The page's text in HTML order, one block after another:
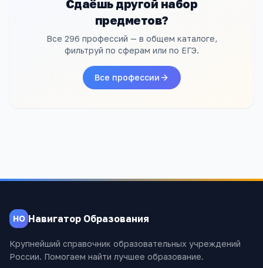
Сдаёшь другой набор
предметов?
Все 296 профессий — в общем каталоге,
фильтруй по сферам или по ЕГЭ.
Все профессии
НО Навигатор Образования
Крупнейший справочник образовательных учреждений
России. Помогаем найти лучшее образование.